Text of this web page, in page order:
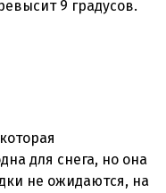
9 градусов.
для снега, но она
не ожидаются, на